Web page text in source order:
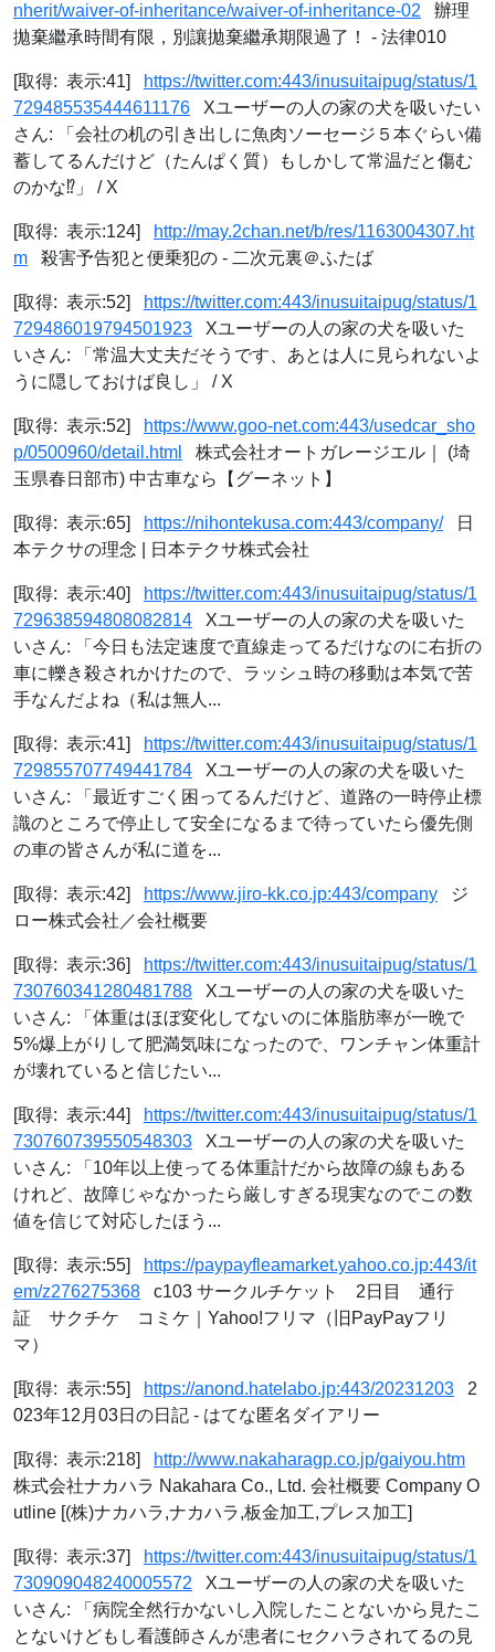
nherit/waiver-of-inheritance/waiver-of-inheritance-02 辦理
拋棄繼承時間有限，別讓拋棄繼承期限過了！ - 法律010
[取得: 表示:41]
https://twitter.com:443/inusuitaipug/status/1
729485535444611176 Xユーザーの人の家の犬を吸いたい
さん: 「会社の机の引き出しに魚肉ソーセージ５本ぐらい備
蓄してるんだけど（たんぱく質）もしかして常温だと傷む
のかな⁉️」 / X
[取得: 表示:124]
http://may.2chan.net/b/res/1163004307.ht
m 殺害予告犯と便乗犯の - 二次元裏＠ふたば
[取得: 表示:52]
https://twitter.com:443/inusuitaipug/status/1
729486019794501923 Xユーザーの人の家の犬を吸いた
いさん: 「常温大丈夫だそうです、あとは人に見られないよ
うに隠しておけば良し」 / X
[取得: 表示:52]
https://www.goo-net.com:443/usedcar_sho
p/0500960/detail.html
株式会社オートガレージエル｜ (埼
玉県春日部市) 中古車なら【グーネット】
[取得: 表示:65] https://nihontekusa.com:443/company/日
本テクサの理念 | 日本テクサ株式会社
[取得: 表示:40]
https://twitter.com:443/inusuitaipug/status/1
729638594808082814 Xユーザーの人の家の犬を吸いた
いさん: 「今日も法定速度で直線走ってるだけなのに右折の
車に轢き殺されかけたので、ラッシュ時の移動は本気で苦
手なんだよね（私は無人...
[取得: 表示:41]
https://twitter.com:443/inusuitaipug/status/1
729855707749441784 Xユーザーの人の家の犬を吸いた
いさん: 「最近すごく困ってるんだけど、道路の一時停止標
識のところで停止して安全になるまで待っていたら優先側
の車の皆さんが私に道を...
[取得: 表示:42] https://www.jiro-kk.co.jp:443/company ジ
ロー株式会社／会社概要
[取得: 表示:36]
https://twitter.com:443/inusuitaipug/status/1
730760341280481788 Xユーザーの人の家の犬を吸いた
いさん: 「体重はほぼ変化してないのに体脂肪率が一晩で
5%爆上がりして肥満気味になったので、ワンチャン体重計
が壊れていると信じたい...
[取得: 表示:44]
https://twitter.com:443/inusuitaipug/status/1
730760739550548303 Xユーザーの人の家の犬を吸いた
いさん: 「10年以上使ってる体重計だから故障の線もある
けれど、故障じゃなかったら厳しすぎる現実なのでこの数
値を信じて対応したほう...
[取得: 表示:55]
https://paypayfleamarket.yahoo.co.jp:443/it
em/z276275368 c103 サークルチケット 2日目 通行
証 サクチケ コミケ｜Yahoo!フリマ（旧PayPayフリ
マ）
[取得: 表示:55] https://anond.hatelabo.jp:443/20231203 2
023年12月03日の日記 - はてな匿名ダイアリー
[取得: 表示:218]
http://www.nakaharagp.co.jp/gaiyou.htm
株式会社ナカハラ Nakahara Co., Ltd. 会社概要 Company O
utline [(株)ナカハラ,ナカハラ,板金加工,プレス加工]
[取得: 表示:37]
https://twitter.com:443/inusuitaipug/status/1
730909048240005572 Xユーザーの人の家の犬を吸いた
いさん: 「病院全然行かないし入院したことないから見たこ
とないけどもし看護師さんが患者にセクハラされてるの見